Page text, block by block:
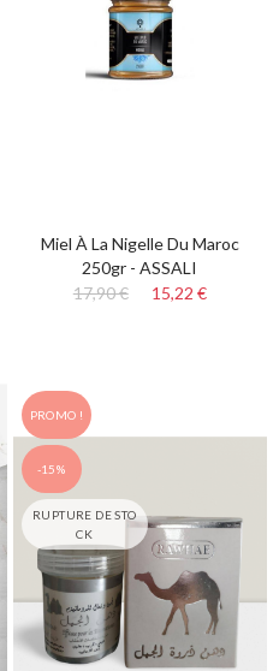
Miel À La Nigelle Du Maroc
250gr - ASSALI
17,90 €
15,22 €
PROMO !
-15%
RUPTURE DE STO
CK